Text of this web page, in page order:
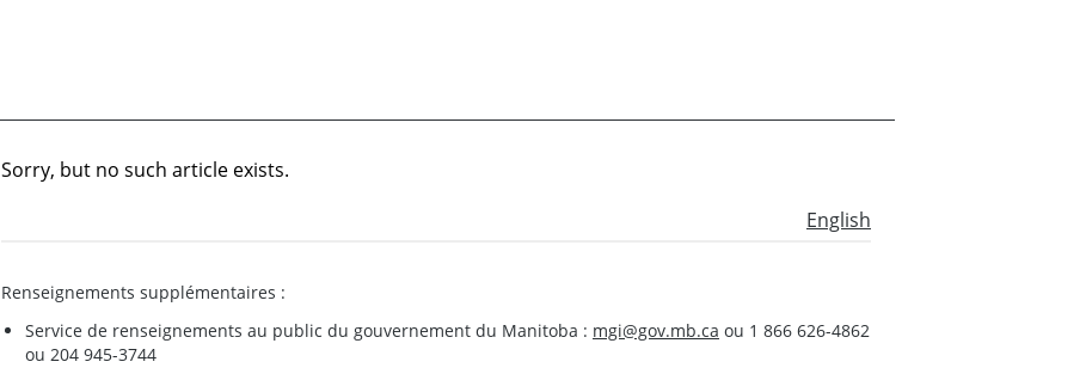
Sorry, but no such article exists.
English
Renseignements supplémentaires :
Service de renseignements au public du gouvernement du Manitoba : mgi@gov.mb.ca ou 1 866 626-4862
ou 204 945-3744